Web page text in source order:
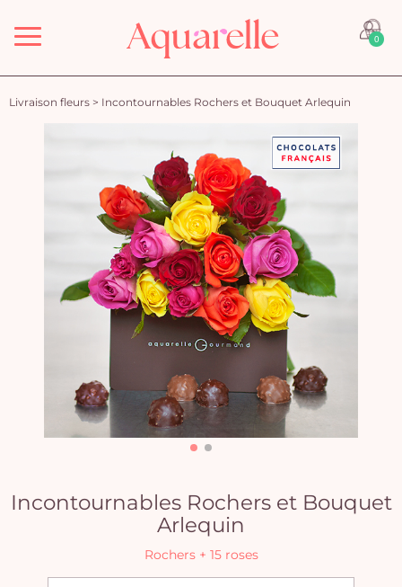
Menu 0
Livraison fleurs > Incontournables Rochers et Bouquet Arlequin
Incontournables Rochers et Bouquet
Arlequin
Rochers + 15 roses